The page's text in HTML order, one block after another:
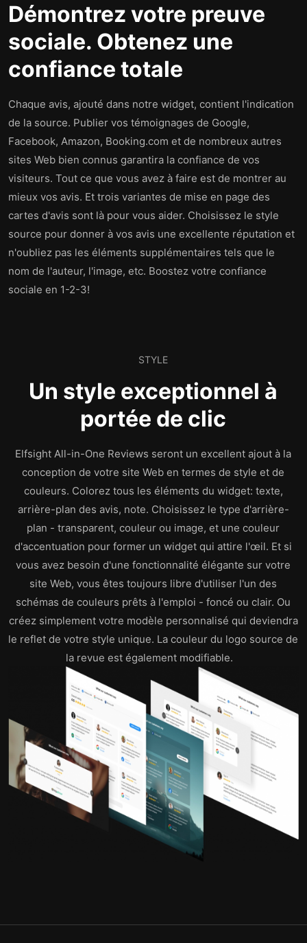
Démontrez votre preuve
sociale. Obtenez une
confiance totale
Chaque avis, ajouté dans notre widget, contient l'indication
de la source. Publier vos témoignages de Google,
Facebook, Amazon, Booking.com et de nombreux autres
sites Web bien connus garantira la confiance de vos
visiteurs. Tout ce que vous avez à faire est de montrer au
mieux vos avis. Et trois variantes de mise en page des
cartes d'avis sont là pour vous aider. Choisissez le style
source pour donner à vos avis une excellente réputation et
n'oubliez pas les éléments supplémentaires tels que le
nom de l'auteur, l'image, etc. Boostez votre confiance
sociale en 1-2-3!
STYLE
Un style exceptionnel à
portée de clic
Elfsight All-in-One Reviews seront un excellent ajout à la
conception de votre site Web en termes de style et de
couleurs. Colorez tous les éléments du widget: texte,
arrière-plan des avis, note. Choisissez le type d'arrière-
plan - transparent, couleur ou image, et une couleur
d'accentuation pour former un widget qui attire l'œil. Et si
vous avez besoin d'une fonctionnalité élégante sur votre
site Web, vous êtes toujours libre d'utiliser l'un des
schémas de couleurs prêts à l'emploi - foncé ou clair. Ou
créez simplement votre modèle personnalisé qui deviendra
le reflet de votre style unique. La couleur du logo source de
la revue est également modifiable.